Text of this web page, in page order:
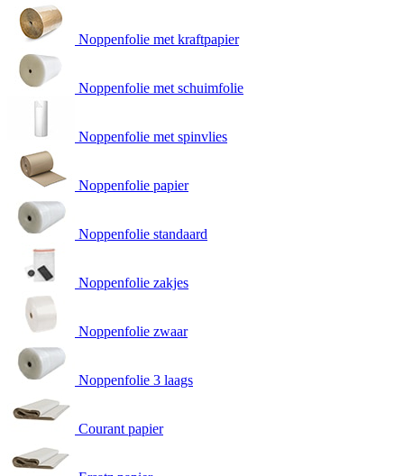
Noppenfolie met kraftpapier
Noppenfolie met schuimfolie
Noppenfolie met spinvlies
Noppenfolie papier
Noppenfolie standaard
Noppenfolie zakjes
Noppenfolie zwaar
Noppenfolie 3 laags
Courant papier